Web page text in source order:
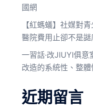
國網
【紅螞蟻】社媒對
醫院費用止卻不是謎
一習話·改JIUYI俱意
改造的系統性、整體
近期留言